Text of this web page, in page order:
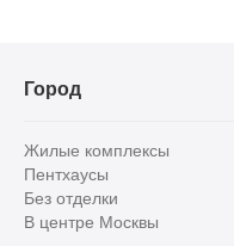
Город
Жилые комплексы
Пентхаусы
Без отделки
В центре Москвы